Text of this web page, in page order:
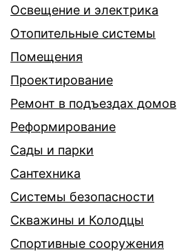
Освещение и электрика
Отопительные системы
Помещения
Проектирование
Ремонт в подъездах домов
Реформирование
Сады и парки
Сантехника
Системы безопасности
Скважины и Колодцы
Спортивные сооружения